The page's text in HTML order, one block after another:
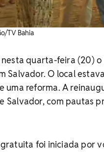
TV Bahia
quarta-feira (20)
Salvador. O local
uma reforma. A
Salvador, com pautas
foi iniciada por